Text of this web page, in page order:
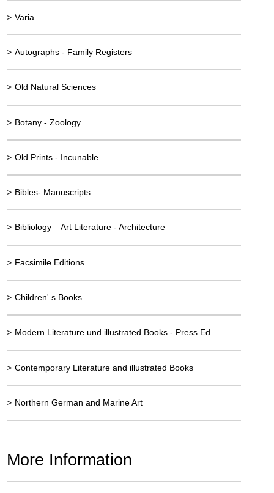
> Varia
> Autographs - Family Registers
> Old Natural Sciences
> Botany - Zoology
> Old Prints - Incunable
> Bibles- Manuscripts
> Bibliology – Art Literature - Architecture
> Facsimile Editions
> Children' s Books
> Modern Literature und illustrated Books - Press Ed.
> Contemporary Literature and illustrated Books
> Northern German and Marine Art
More Information